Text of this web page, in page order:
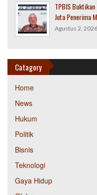
TPBIS
Juta Penerima
Agustus 2, 2026
Catagory
Home
News
Hukum
Politik
Bisnis
Teknologi
Gaya Hidup